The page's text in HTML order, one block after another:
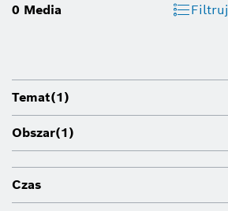
0 Media Filtruj
Temat(1)
Obszar(1)
Czas